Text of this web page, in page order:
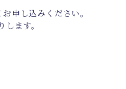
申し込みください。
ます。